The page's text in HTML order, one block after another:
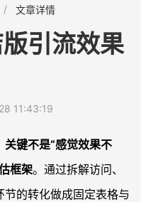
有效？
周期？
文章详情
引流效果
11:43:19
键不是“感觉效果不
框架。通过拆解访问、
的转化做成固定表格与